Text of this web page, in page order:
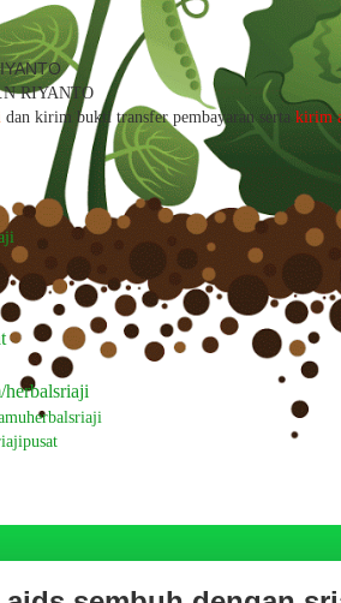
RIYANTO
dan kirim bukti transfer pembayaran serta kirim